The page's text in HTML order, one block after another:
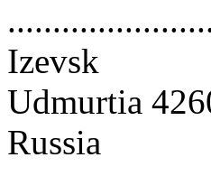
Izevsk
Udmurtia
Russia